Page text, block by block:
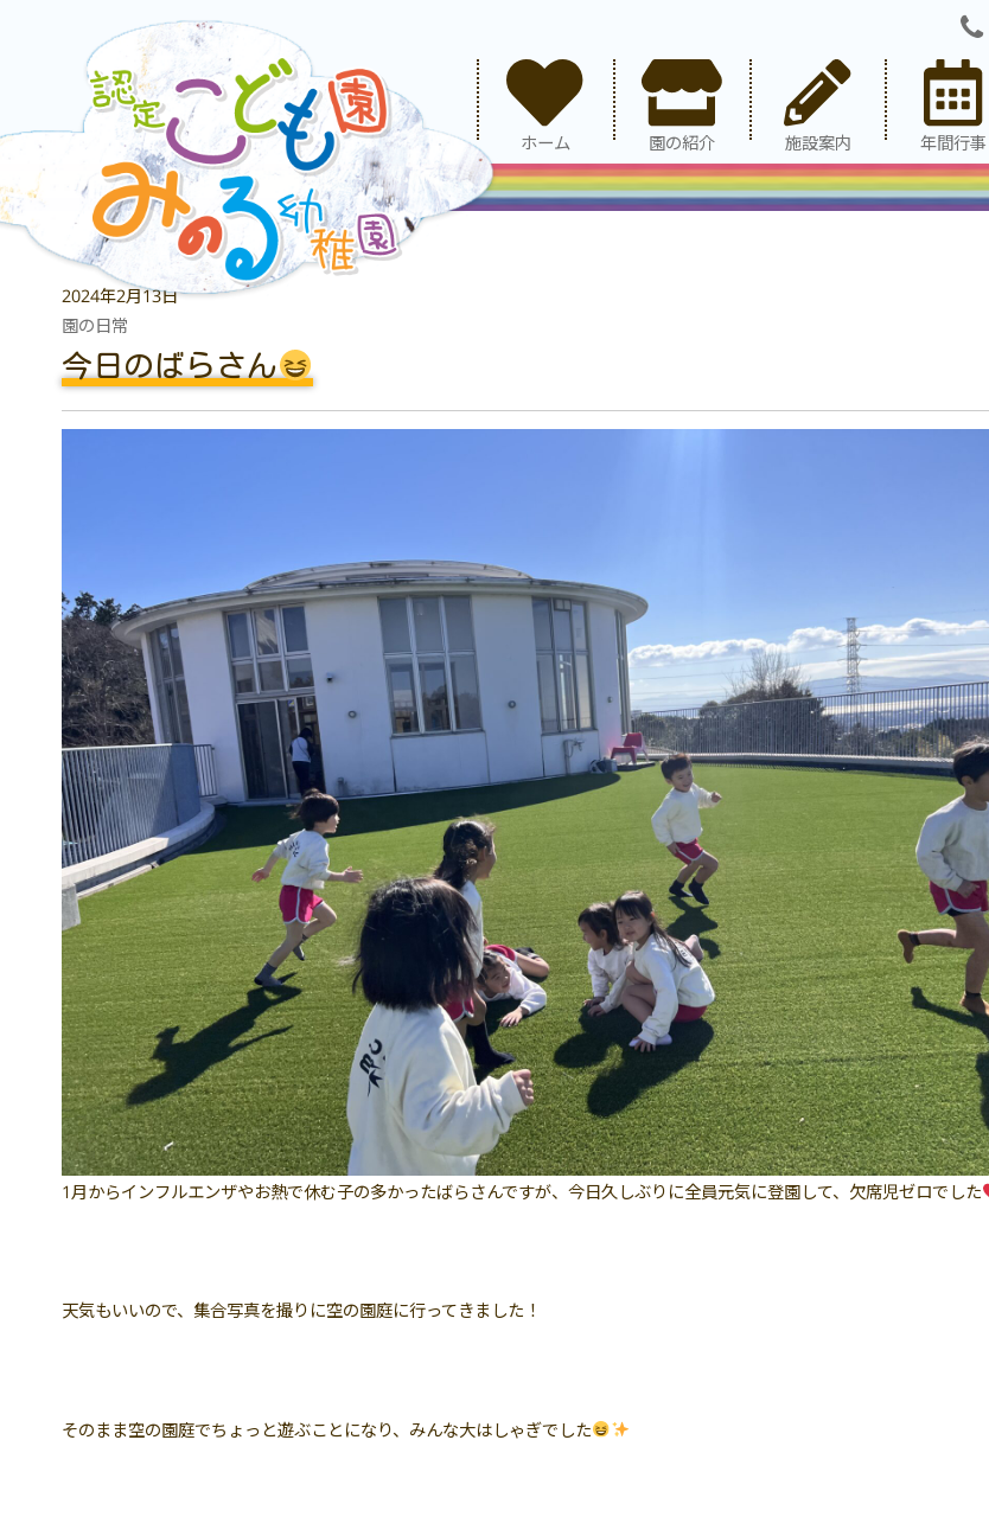
ホーム 園の紹介 施設案内 年間行事
2024年2月13日
園の日常
今日のばらさん
1月からインフルエンザやお熱で休む子の多かったばらさんですが、今日久しぶりに全員元気に登園して、欠席児ゼロでした
天気もいいので、集合写真を撮りに空の園庭に行ってきました！
そのまま空の園庭でちょっと遊ぶことになり、みんな大はしゃぎでした